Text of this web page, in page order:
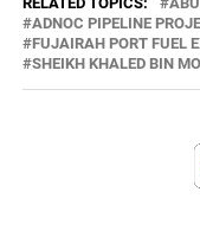
ADNOC PIPELINE
FUJAIRAH PORT FUEL
SHEIKH KHALED BIN